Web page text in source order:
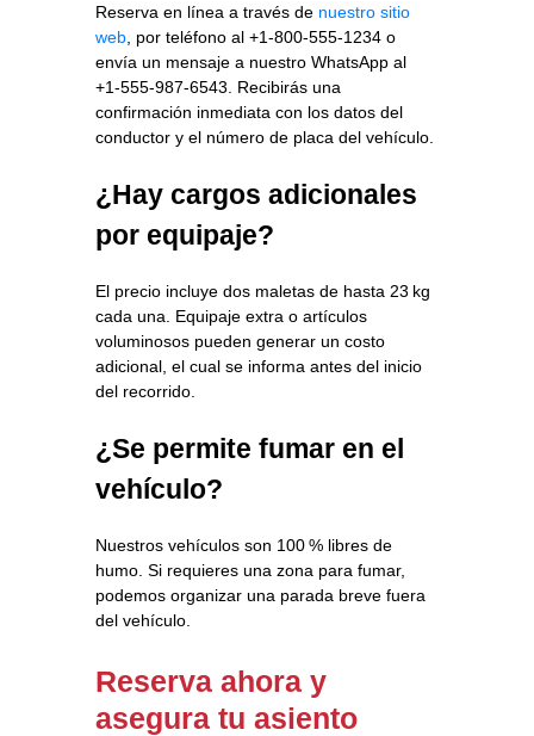
Reserva en línea a través de nuestro sitio
web , por teléfono al +1‑800‑555‑1234 o
envía un mensaje a nuestro WhatsApp al
+1‑555‑987‑6543. Recibirás una
confirmación inmediata con los datos del
conductor y el número de placa del vehículo.
¿Hay cargos adicionales
por equipaje?
El precio incluye dos maletas de hasta 23 kg
cada una. Equipaje extra o artículos
voluminosos pueden generar un costo
adicional, el cual se informa antes del inicio
del recorrido.
¿Se permite fumar en el
vehículo?
Nuestros vehículos son 100 % libres de
humo. Si requieres una zona para fumar,
podemos organizar una parada breve fuera
del vehículo.
Reserva ahora y
asegura tu asiento